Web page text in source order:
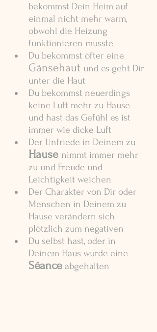
bekommst Dein Heim auf
einmal nicht mehr warm,
obwohl die Heizung
funktionieren müsste
Du bekommst öfter eine
Gänsehaut und es geht Dir
unter die Haut
Du bekommst neuerdings
keine Luft mehr zu Hause
und hast das Gefühl es ist
immer wie dicke Luft
Der Unfriede in Deinem zu
Hause nimmt immer mehr
zu und Freude und
Leichtigkeit weichen
Der Charakter von Dir oder
Menschen in Deinem zu
Hause verändern sich
plötzlich zum negativen
Du selbst hast, oder in
Deinem Haus wurde eine
Séance abgehalten